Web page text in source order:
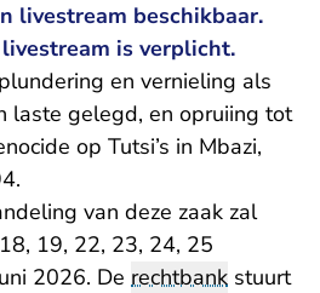
livestream beschikbaar.
is verplicht.
en vernieling als
laste gelegd, en opruiing tot
op Tutsi’s in Mbazi,
van deze zaak zal
19, 22, 23, 24, 25
2026. De rechtbank stuurt